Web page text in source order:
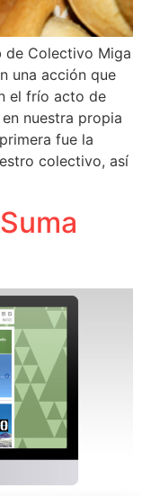
de Colectivo Miga
una acción que
el frío acto de
nuestra propia
fue la
colectivo, así